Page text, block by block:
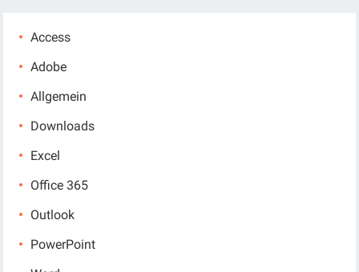
Access
Adobe
Allgemein
Downloads
Excel
Office 365
Outlook
PowerPoint